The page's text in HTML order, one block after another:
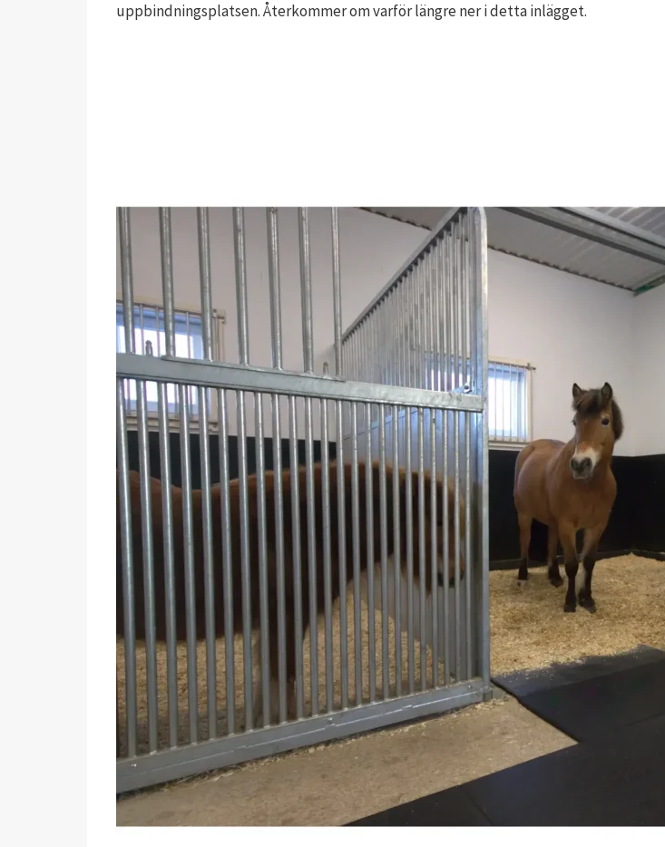
uppbindningsplatsen. Återkommer om varför längre ner i detta inlägget.